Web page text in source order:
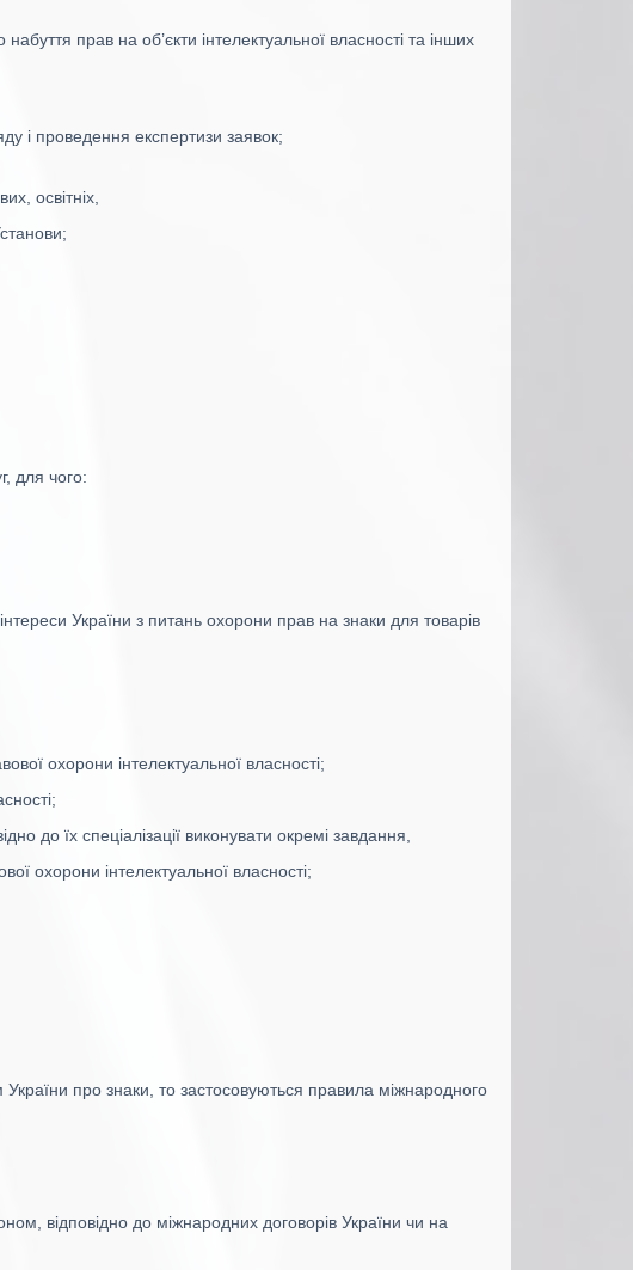
прав на об’єкти інтелектуальної власності та інших
і проведення експертизи заявок;
освітніх,
для чого:
України з питань охорони прав на знаки для товарів
охорони інтелектуальної власності;
до їх спеціалізації виконувати окремі завдання,
охорони інтелектуальної власності;
про знаки, то застосовуються правила міжнародного
відповідно до міжнародних договорів України чи на